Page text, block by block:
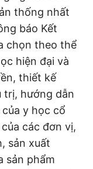
thống nhất
báo Kết
chọn theo thể
hiện đại và
thiết kế
trị, hướng dẫn
y học cổ
các đơn vị,
sản xuất
sản phẩm